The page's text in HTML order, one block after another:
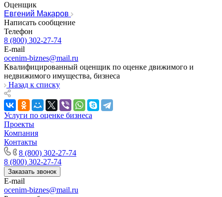
Оценщик
Евгений Макаров
Написать сообщение
Телефон
8 (800) 302-27-74
E-mail
ocenim-biznes@mail.ru
Квалифицированный оценщик по оценке движимого и
недвижимого имущества, бизнеса
Назад к списку
Услуги по оценке бизнеса
Проекты
Компания
Контакты
8 (800) 302-27-74
8 (800) 302-27-74
Заказать звонок
E-mail
ocenim-biznes@mail.ru
Йошкар-Ола
Казань
Калининград
Калуга
Камбарка
Каменка
Каменск-Уральский
Каменск-Шахтинский
Камень-на-Оби
Камышин
Камышлов
Канаш
Кандалакша
Канск
Карачев
Карпинск
Касли